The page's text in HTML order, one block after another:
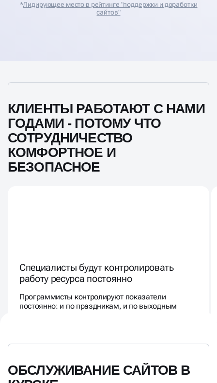
*Лидирующее место в рейтинге "поддержки и доработки
сайтов"
КЛИЕНТЫ РАБОТАЮТ С НАМИ
ГОДАМИ - ПОТОМУ ЧТО
СОТРУДНИЧЕСТВО
КОМФОРТНОЕ И
БЕЗОПАСНОЕ
Специалисты будут контролировать
работу ресурса постоянно
Программисты контролируют показатели
постоянно: и по праздникам, и по выходным
ОБСЛУЖИВАНИЕ САЙТОВ В